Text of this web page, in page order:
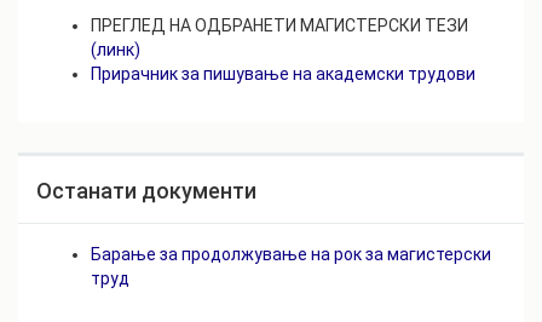
ПРЕГЛЕД НА ОДБРАНЕТИ МАГИСТЕРСКИ ТЕЗИ
(линк)
Прирачник за пишување на академски трудови
Останати документи
Барање за продолжување на рок за магистерски
труд